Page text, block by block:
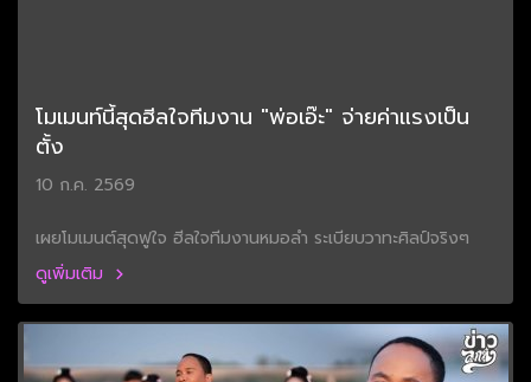
โมเมนท์นี้สุดฮีลใจทีมงาน "พ่อเอ๊ะ" จ่ายค่าแรงเป็น
ตั้ง
10 ก.ค. 2569
เผยโมเมนต์สุดฟูใจ ฮีลใจทีมงานหมอลำ ระเบียบวาทะศิลป์จริงๆ
ดูเพิ่มเติม